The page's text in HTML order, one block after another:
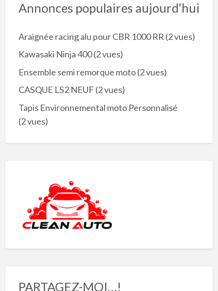
Annonces populaires aujourd’hui
Araignée racing alu pour CBR 1000 RR (2 vues)
Kawasaki Ninja 400(2 vues)
Ensemble semi remorque moto(2 vues)
CASQUE LS2 NEUF (2 vues)
Tapis Environnemental moto Personnalisé
(2 vues)
PARTAGEZ-MOI…!